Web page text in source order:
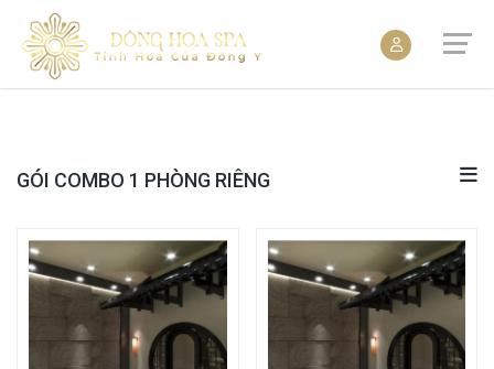
GÓI COMBO 1 PHÒNG RIÊNG